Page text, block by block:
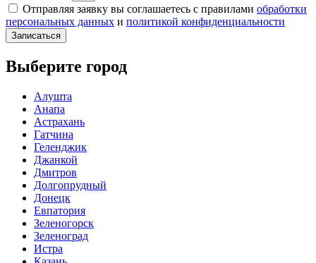
Отправляя заявку вы соглашаетесь с правилами обработки
персональных данных и политикой конфиденциальности
Записаться
Выберите город
Алушта
Анапа
Астрахань
Гатчина
Геленджик
Джанкой
Дмитров
Долгопрудный
Донецк
Евпатория
Зеленогорск
Зеленоград
Истра